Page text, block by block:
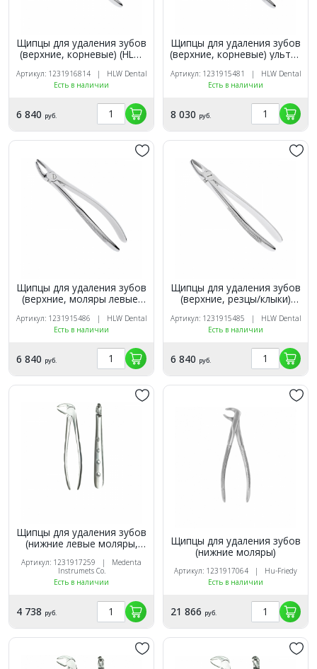
Щипцы для удаления зубов
(верхние, корневые) (HLW
Артикул: 1231916814 | HLW Dental
Есть в наличии
6 840 руб.
Щипцы для удаления зубов
(верхние, корневые) ультра
Артикул: 1231915481 | HLW Dental
Есть в наличии
8 030 руб.
Щипцы для удаления зубов
(верхние, моляры левые)
Артикул: 1231915486 | HLW Dental
Есть в наличии
6 840 руб.
Щипцы для удаления зубов
(верхние, резцы/клыки)
Артикул: 1231915485 | HLW Dental
Есть в наличии
6 840 руб.
Щипцы для удаления зубов
(нижние левые моляры,
Артикул: 1231917259 | Medenta
Instrumets Co.
Есть в наличии
4 738 руб.
Щипцы для удаления зубов
(нижние моляры)
Артикул: 1231917064 | Hu-Friedy
Есть в наличии
21 866 руб.